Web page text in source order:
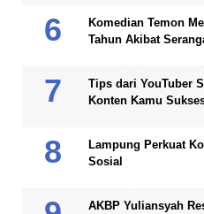
Komedian Temon
Tahun Akibat
Tips dari YouTuber
Konten Kamu
Lampung Perkuat
Sosial
AKBP Yuliansyah